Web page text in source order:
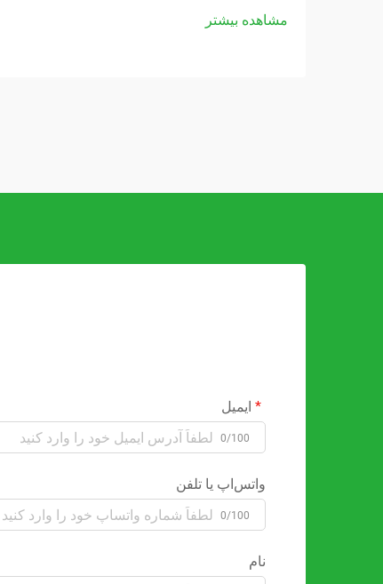
مشاهده بیشتر
ایمیل
0/100
واتس‌اپ یا تلفن
0/100
نام